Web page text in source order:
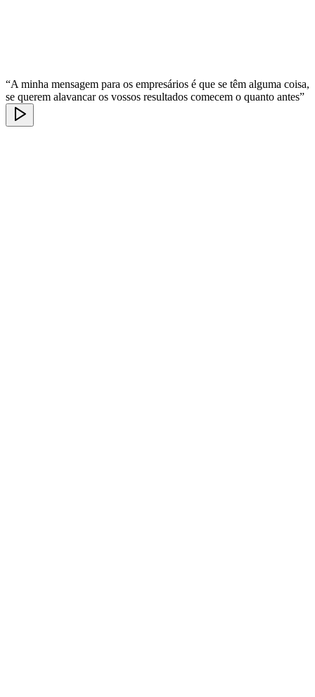
“A minha mensagem para os empresários é que se têm alguma coisa,
se querem alavancar os vossos resultados comecem o quanto antes”